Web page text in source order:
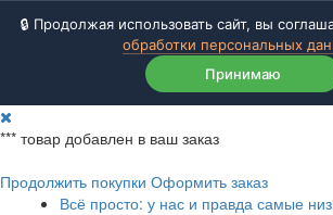
🔒 Продолжая использовать сайт, вы
обработки персональных
Принимаю
*** товар добавлен в ваш заказ
Продолжить покупки Оформить заказ
Всё просто: у нас и правда самые